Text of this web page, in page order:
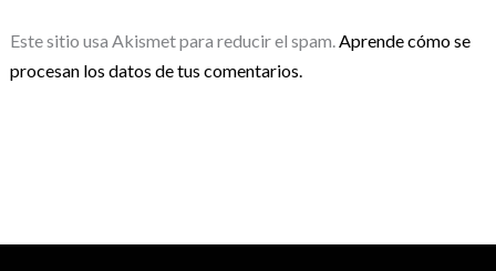
Este sitio usa Akismet para reducir el spam.Aprende cómo se
procesan los datos de tus comentarios.